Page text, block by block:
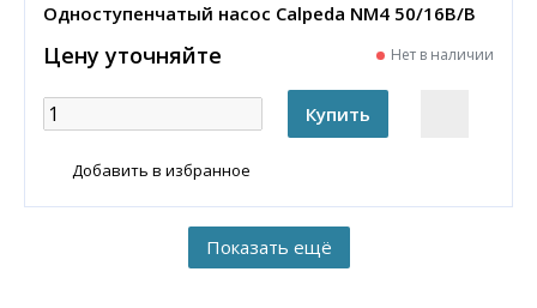
Одноступенчатый насос Calpeda NM4 50/16B/B
Цену уточняйте Нет в наличии
Добавить в избранное